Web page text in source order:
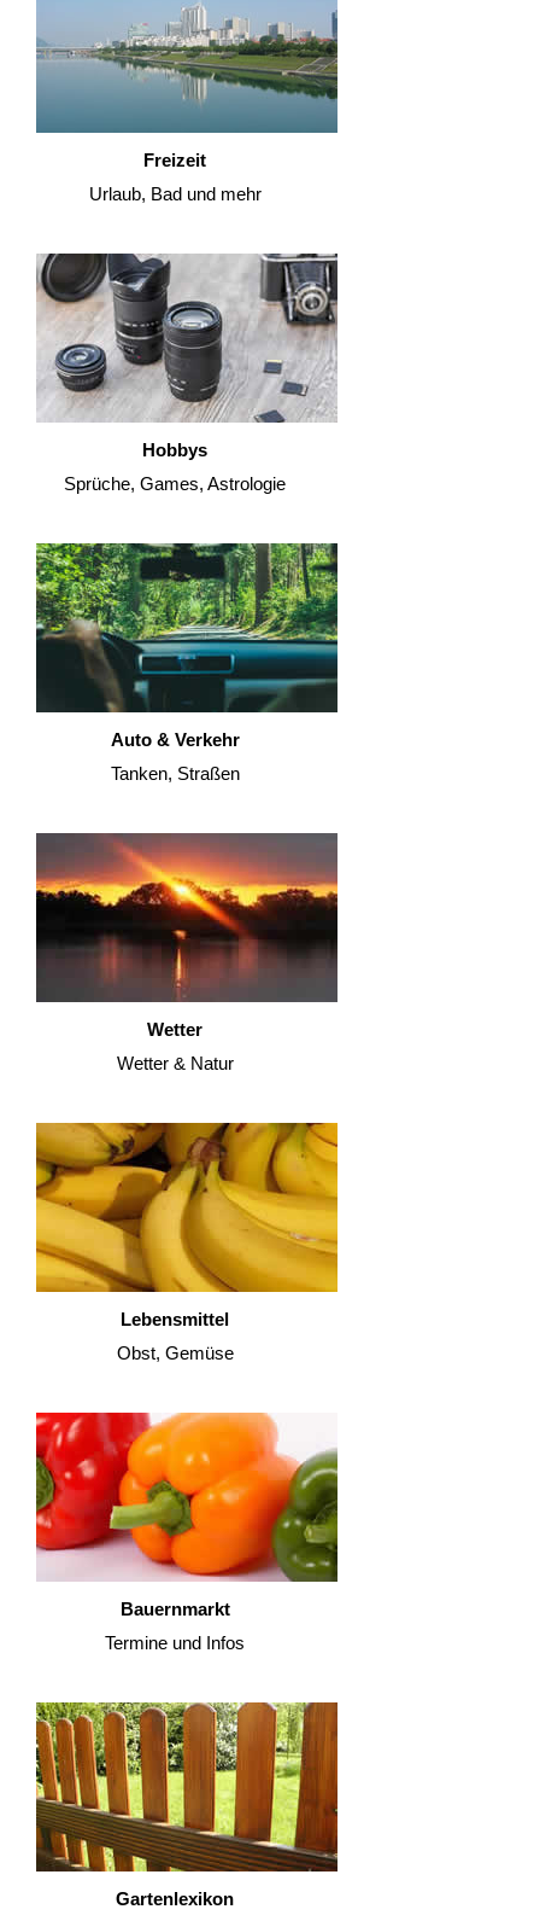
Freizeit
Urlaub, Bad und mehr
Hobbys
Sprüche, Games, Astrologie
Auto & Verkehr
Tanken, Straßen
Wetter
Wetter & Natur
Lebensmittel
Obst, Gemüse
Bauernmarkt
Termine und Infos
Gartenlexikon